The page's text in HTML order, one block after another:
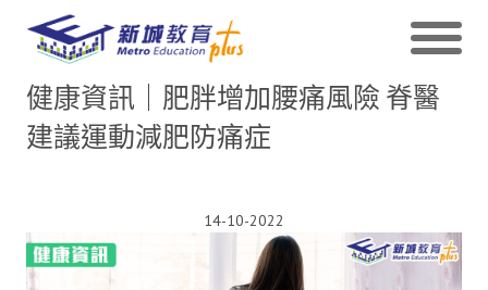
健康資訊｜肥胖增加腰痛風險 脊醫
建議運動減肥防痛症
14-10-2022